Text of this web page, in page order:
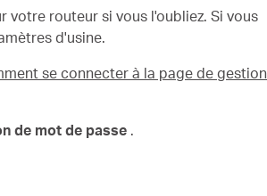
routeur si vous l'oubliez. Si vous
d'usine.
se connecter à la page de gestion
de mot de passe .